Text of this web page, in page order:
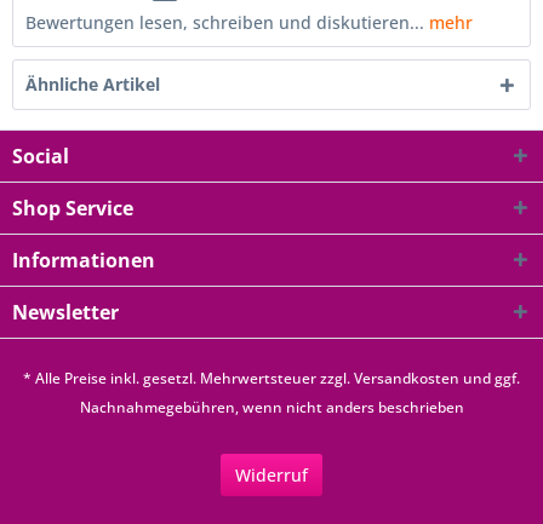
Bewertungen lesen, schreiben und diskutieren... mehr
Ähnliche Artikel
Social
Shop Service
Informationen
Newsletter
* Alle Preise inkl. gesetzl. Mehrwertsteuer zzgl.Versandkosten und ggf.
Nachnahmegebühren, wenn nicht anders beschrieben
Widerruf